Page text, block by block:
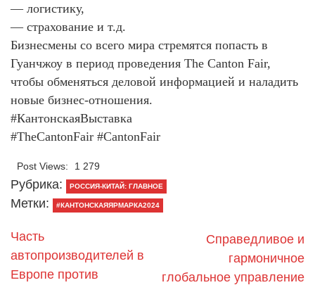
— логистику,
— страхование и т.д.
Бизнесмены со всего мира стремятся попасть в
Гуанчжоу в период проведения The Canton Fair,
чтобы обменяться деловой информацией и наладить
новые бизнес-отношения.
#КантонскаяВыставка
#TheCantonFair #CantonFair
Post Views: 1 279
Рубрика: РОССИЯ-КИТАЙ: ГЛАВНОЕ
Метки: #КАНТОНСКАЯЯРМАРКА2024
Часть
автопроизводителей в
Европе против
Справедливое и
гармоничное
глобальное управление